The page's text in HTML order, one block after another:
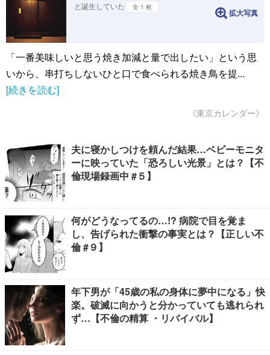
と誕生していた
全 1 枚
拡大写真
「一番美味しいと思う焼き加減と量で出したい」という思
いから、串打ちしないひと口で食べられる焼き鳥を提...
[続きを読む]
《東京カレンダー》
夫に寝かしつけを頼んだ結果…ベビーモニタ
ーに映っていた「恐ろしい光景」とは？【不
倫現場録画中 #５】
何がどうなってるの…!? 病院で目を覚ま
し、告げられた衝撃の事実とは？【正しい不
倫 #９】
年下男が「45歳の私の身体に夢中になる」快
楽。破滅に向かうと分かっていても逃れられ
ず…【不倫の精算 ・リバイバル】